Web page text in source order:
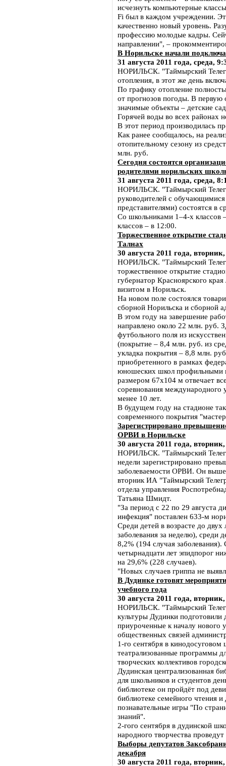
исчезнуть компьютерные
Fi был в каждом учреждении.
качественно новый уровень.
профессию молодые кадры.
направлении", –
В Норильске начали
31 августа 2011 года, среда,
НОРИЛЬСК. "Таймырский
отопления, в этот же день
По графику отопление
от прогнозов погоды. В первую
значимые объекты – детские
Горячей воды во всех районах
В этот период производилась
Как ранее сообщалось, на
отопительному сезону из
млн. руб.
Сегодня состоятся
родителями норильских
31 августа 2011 года, среда,
НОРИЛЬСК. "Таймырский
руководителей с
представителями) состоятся в
Со школьниками 1–4-х классов
классов – в 12:00.
Торжественное открытие
Талнах
30 августа 2011 года,
НОРИЛЬСК. "Таймырский
торжественное открытие
губернатор Красноярского
визитом в Норильск.
На новом поле состоялся
сборной Норильска и сборной
В этом году на завершение
направлено около 22 млн. руб.
футбольного поля из
(покрытие – 8,4 млн. руб. из
укладка покрытия – 8,8 млн.
приобретенного в рамках
юношеских школ профильными
размером 67х104 м отвечает
соревнования международного
менее 10 лет.
В будущем году на стадионе
современного покрытия
Зарегистрировано
ОРВИ в Норильске
30 августа 2011 года,
НОРИЛЬСК. "Таймырский
недели зарегистрировано
заболеваемости ОРВИ. Он выше
вторник ИА "Таймырский
отдела управления
Татьяна Шмидт.
"За период с 22 по 29 августа
инфекция" поставлен 633-м
Среди детей в возрасте до
заболевания за неделю), среди
8,2% (194 случая
четырнадцати лет эпидпорог
на 29,6% (228 случаев).
"Новых случаев гриппа не
В Дудинке готовят
учебного года
30 августа 2011 года,
НОРИЛЬСК. "Таймырский
культуры Дудинки
приуроченные к началу нового
общественных связей
1-го сентября в
театрализованные программы
творческих коллективов
Дудинская централизованная
для школьников и студентов
библиотеке он пройдёт под
библиотеке семейного чтения и
познавательные игры "По
знаний".
2-гого сентября в дудинской
народного творчества
Выборы депутатов
декабря
30 августа 2011 года,